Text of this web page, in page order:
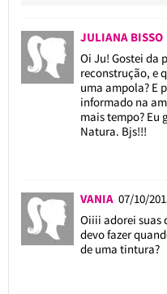
JULIANA BISSO
Oi Ju! Gostei da
reconstrução, e
uma ampola? E
informado na
mais tempo? Eu
Natura. Bjs!!!
VANIA 07/10/
Oiiii adorei suas
devo fazer
de uma tintura?